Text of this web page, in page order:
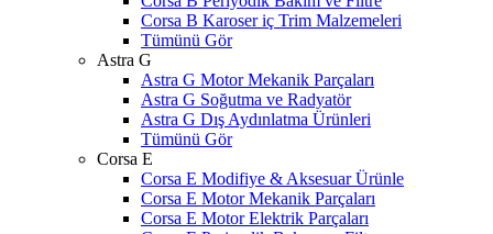
Corsa B Karoser iç Trim Malzemeleri
Tümünü Gör
Astra G
Astra G Motor Mekanik Parçaları
Astra G Soğutma ve Radyatör
Astra G Dış Aydınlatma Ürünleri
Tümünü Gör
Corsa E
Corsa E Modifiye & Aksesuar Ürünle
Corsa E Motor Mekanik Parçaları
Corsa E Motor Elektrik Parçaları